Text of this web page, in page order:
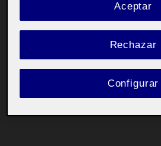
Rechazar
Aceptar
Configurar